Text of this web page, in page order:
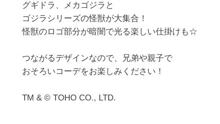
グギドラ、メカゴジラと
ゴジラシリーズの怪獣が大集合！
怪獣のロゴ部分が暗闇で光る楽しい仕掛けも☆
つながるデザインなので、兄弟や親子で
おそろいコーデをお楽しみください！
TM & © TOHO CO., LTD.